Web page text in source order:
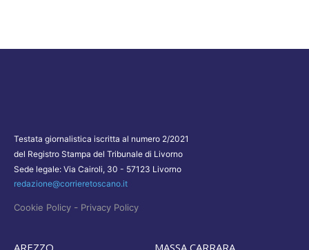
Testata giornalistica iscritta al numero 2/2021
del Registro Stampa del Tribunale di Livorno
Sede legale: Via Cairoli, 30 - 57123 Livorno
redazione@corrieretoscano.it
Cookie Policy - Privacy Policy